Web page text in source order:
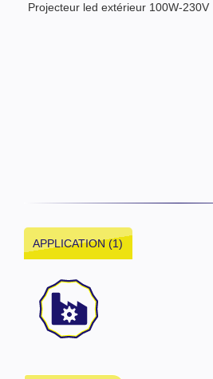
Projecteur led extérieur 100W-230V
APPLICATION (1)